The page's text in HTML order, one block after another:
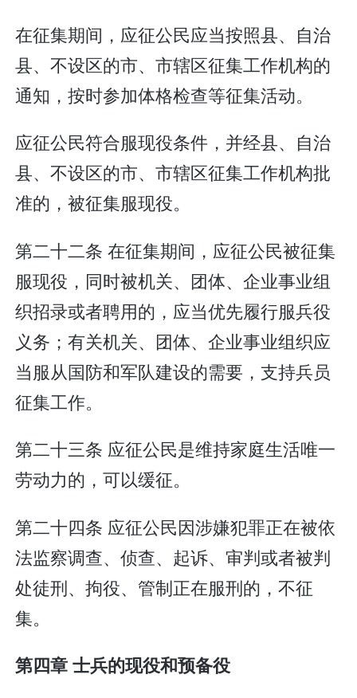
在征集期间，应征公民应当按照县、自治
县、不设区的市、市辖区征集工作机构的
通知，按时参加体格检查等征集活动。
应征公民符合服现役条件，并经县、自治
县、不设区的市、市辖区征集工作机构批
准的，被征集服现役。
第二十二条 在征集期间，应征公民被征集
服现役，同时被机关、团体、企业事业组
织招录或者聘用的，应当优先履行服兵役
义务；有关机关、团体、企业事业组织应
当服从国防和军队建设的需要，支持兵员
征集工作。
第二十三条 应征公民是维持家庭生活唯一
劳动力的，可以缓征。
第二十四条 应征公民因涉嫌犯罪正在被依
法监察调查、侦查、起诉、审判或者被判
处徒刑、拘役、管制正在服刑的，不征
集。
第四章 士兵的现役和预备役